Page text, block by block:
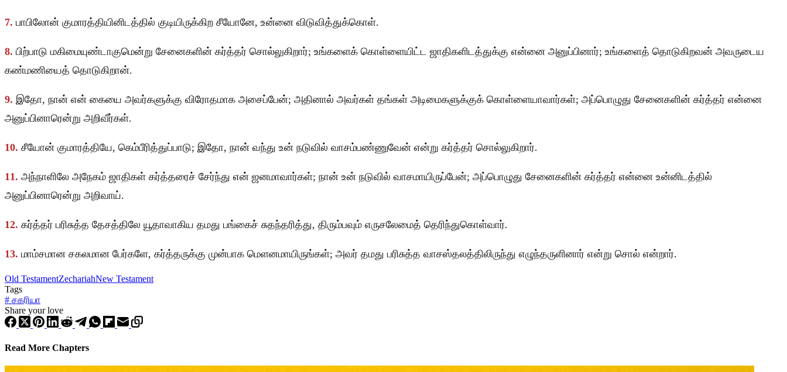
7. பாபிலோன் குமாரத்தியினிடத்தில் குடியிருக்கிற சீயோனே, உன்னை விடுவித்துக்கொள்.
8. பிற்பாடு மகிமையுண்டாகுமென்று சேனைகளின் கர்த்தர் சொல்லுகிறார்; உங்களைக் கொள்ளையிட்ட ஜாதிகளிடத்துக்கு என்னை அனுப்பினார்; உங்களைத் தொடுகிறவன் அவருடைய
கண்மணியைத் தொடுகிறான்.
9. இதோ, நான் என் கையை அவர்களுக்கு விரோதமாக அசைப்பேன்; அதினால் அவர்கள் தங்கள் அடிமைகளுக்குக் கொள்ளையாவார்கள்; அப்பொழுது சேனைகளின் கர்த்தர் என்னை
அனுப்பினாரென்று அறிவீர்கள்.
10. சீயோன் குமாரத்தியே, கெம்பீரித்துப்பாடு; இதோ, நான் வந்து உன் நடுவில் வாசம்பண்ணுவேன் என்று கர்த்தர் சொல்லுகிறார்.
11. அந்நாளிலே அநேகம் ஜாதிகள் கர்த்தரைச் சேர்ந்து என் ஜனமாவார்கள்; நான் உன் நடுவில் வாசமாயிருப்பேன்; அப்பொழுது சேனைகளின் கர்த்தர் என்னை உன்னிடத்தில்
அனுப்பினாரென்று அறிவாய்.
12. கர்த்தர் பரிசுத்த தேசத்திலே யூதாவாகிய தமது பங்கைச் சுதந்தரித்து, திரும்பவும் எருசலேமைத் தெரிந்துகொள்வார்.
13. மாம்சமான சகலமான பேர்களே, கர்த்தருக்கு முன்பாக மெளனமாயிருங்கள்; அவர் தமது பரிசுத்த வாசஸ்தலத்திலிருந்து எழுந்தருளினார் என்று சொல் என்றார்.
Old TestamentZechariahNew Testament
Tags
# சகரியா
Share your love
Read More Chapters